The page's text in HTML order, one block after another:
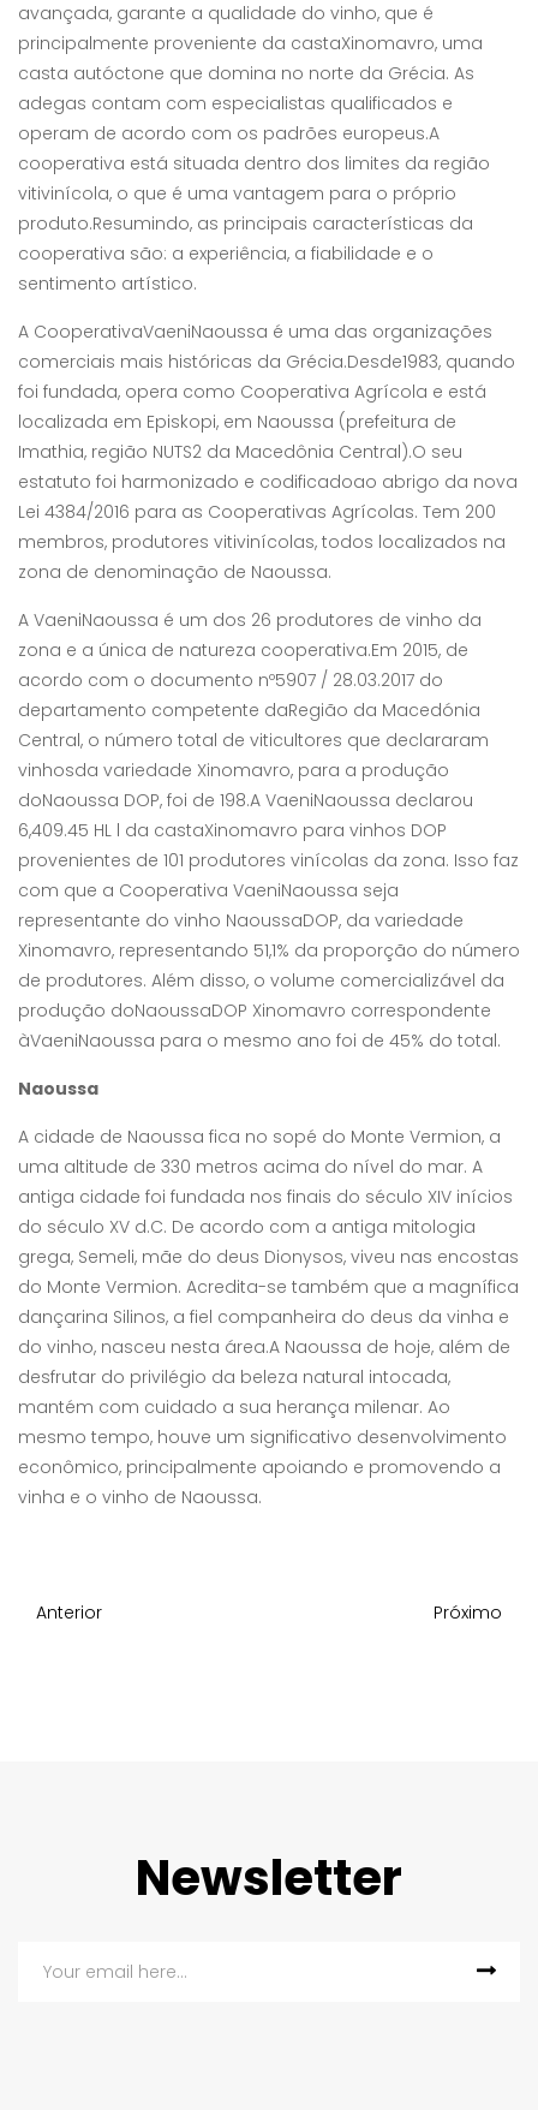
avançada, garante a qualidade do vinho, que é
principalmente proveniente da castaXinomavro, uma
casta autóctone que domina no norte da Grécia. As
adegas contam com especialistas qualificados e
operam de acordo com os padrões europeus.A
cooperativa está situada dentro dos limites da região
vitivinícola, o que é uma vantagem para o próprio
produto.Resumindo, as principais características da
cooperativa são: a experiência, a fiabilidade e o
sentimento artístico.
A CooperativaVaeniNaoussa é uma das organizações
comerciais mais históricas da Grécia.Desde1983, quando
foi fundada, opera como Cooperativa Agrícola e está
localizada em Episkopi, em Naoussa (prefeitura de
Imathia, região NUTS2 da Macedônia Central).O seu
estatuto foi harmonizado e codificadoao abrigo da nova
Lei 4384/2016 para as Cooperativas Agrícolas. Tem 200
membros, produtores vitivinícolas, todos localizados na
zona de denominação de Naoussa.
A VaeniNaoussa é um dos 26 produtores de vinho da
zona e a única de natureza cooperativa.Em 2015, de
acordo com o documento nº5907 / 28.03.2017 do
departamento competente daRegião da Macedónia
Central, o número total de viticultores que declararam
vinhosda variedade Xinomavro, para a produção
doNaoussa DOP, foi de 198.A VaeniNaoussa declarou
6,409.45 HL l da castaXinomavro para vinhos DOP
provenientes de 101 produtores vinícolas da zona. Isso faz
com que a Cooperativa VaeniNaoussa seja
representante do vinho NaoussaDOP, da variedade
Xinomavro, representando 51,1% da proporção do número
de produtores. Além disso, o volume comercializável da
produção doNaoussaDOP Xinomavro correspondente
àVaeniNaoussa para o mesmo ano foi de 45% do total.
Naoussa
A cidade de Naoussa fica no sopé do Monte Vermion, a
uma altitude de 330 metros acima do nível do mar. A
antiga cidade foi fundada nos finais do século XIV inícios
do século XV d.C. De acordo com a antiga mitologia
grega, Semeli, mãe do deus Dionysos, viveu nas encostas
do Monte Vermion. Acredita-se também que a magnífica
dançarina Silinos, a fiel companheira do deus da vinha e
do vinho, nasceu nesta área.A Naoussa de hoje, além de
desfrutar do privilégio da beleza natural intocada,
mantém com cuidado a sua herança milenar. Ao
mesmo tempo, houve um significativo desenvolvimento
econômico, principalmente apoiando e promovendo a
vinha e o vinho de Naoussa.
Anterior Próximo
Newsletter